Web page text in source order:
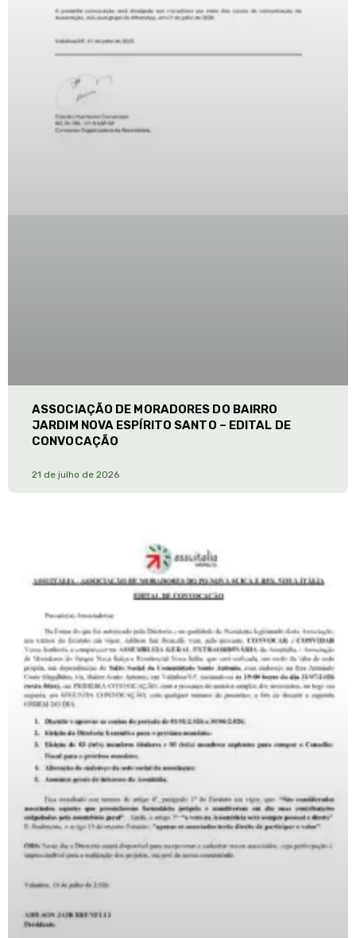
ASSOCIAÇÃO DE MORADORES DO BAIRRO
JARDIM NOVA ESPÍRITO SANTO – EDITAL DE
CONVOCAÇÃO
21 de julho de 2026